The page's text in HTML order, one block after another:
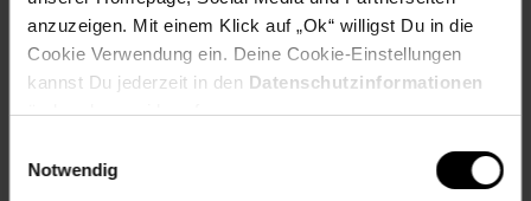
anzuzeigen. Mit einem Klick auf „Ok“ willigst Du in die
Cookie Verwendung ein. Deine Cookie-Einstellungen
kannst Du jederzeit in den Datenschutzinformationen
ändern bzw. widerrufen.
Notwendig
Nährstoffgehalt: Mittel
Frosthärte: bis -15 °C
Verwendung: Als Schnittpflanze,Am Teichrand,An
Bachläufen,Teichrand, Feuchtgebiete, Bodendecker,
Bienenweide, Naturgarten.
Eigenschaften